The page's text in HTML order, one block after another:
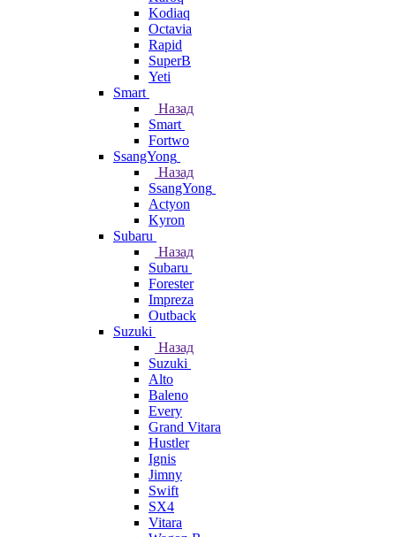
Kodiaq
Octavia
Rapid
SuperB
Yeti
Smart
Назад
Smart
Fortwo
SsangYong
Назад
SsangYong
Actyon
Kyron
Subaru
Назад
Subaru
Forester
Impreza
Outback
Suzuki
Назад
Suzuki
Alto
Baleno
Every
Grand Vitara
Hustler
Ignis
Jimny
Swift
SX4
Vitara